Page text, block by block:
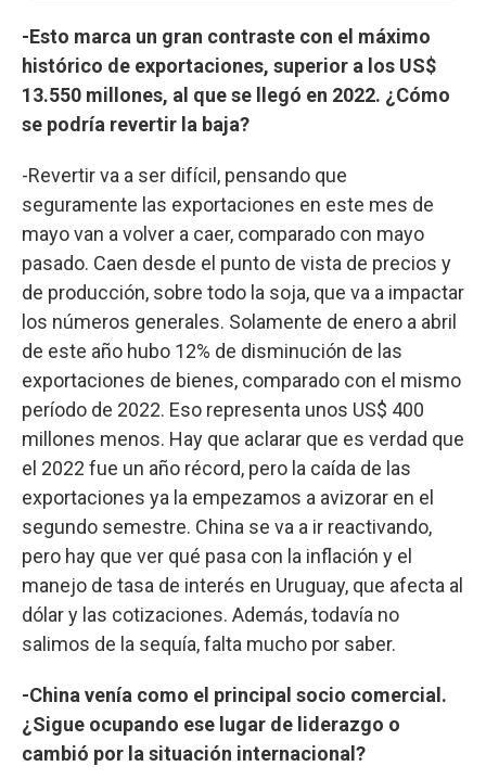
-Esto marca un gran contraste con el máximo
histórico de exportaciones, superior a los US$
13.550 millones, al que se llegó en 2022. ¿Cómo
se podría revertir la baja?
-Revertir va a ser difícil, pensando que
seguramente las exportaciones en este mes de
mayo van a volver a caer, comparado con mayo
pasado. Caen desde el punto de vista de precios y
de producción, sobre todo la soja, que va a impactar
los números generales. Solamente de enero a abril
de este año hubo 12% de disminución de las
exportaciones de bienes, comparado con el mismo
período de 2022. Eso representa unos US$ 400
millones menos. Hay que aclarar que es verdad que
el 2022 fue un año récord, pero la caída de las
exportaciones ya la empezamos a avizorar en el
segundo semestre. China se va a ir reactivando,
pero hay que ver qué pasa con la inflación y el
manejo de tasa de interés en Uruguay, que afecta al
dólar y las cotizaciones. Además, todavía no
salimos de la sequía, falta mucho por saber.
-China venía como el principal socio comercial.
¿Sigue ocupando ese lugar de liderazgo o
cambió por la situación internacional?